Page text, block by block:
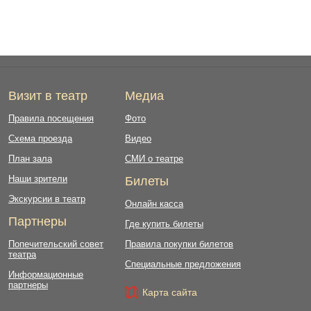
Визит в театр
Правила посещения
Схема проезда
План зала
Наши зрители
Экскурсии в театр
Партнеры
Попечительский совет
театра
Информационные
партнеры
Медиа
Фото
Видео
СМИ о театре
Билеты
Онлайн касса
Где купить билеты
Правила покупки билетов
Специальные предложения
Карта сайта